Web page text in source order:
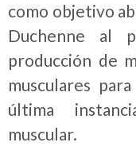
como objetivo
Duchenne al
producción de
musculares
última
muscular.